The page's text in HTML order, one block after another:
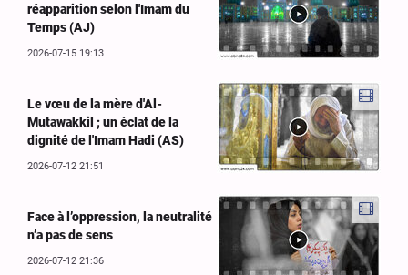
réapparition selon l'Imam du
Temps (AJ)
2026-07-15 19:13
Le vœu de la mère d'Al-
Mutawakkil ; un éclat de la
dignité de l'Imam Hadi (AS)
2026-07-12 21:51
Face à l’oppression, la neutralité
n’a pas de sens
2026-07-12 21:36